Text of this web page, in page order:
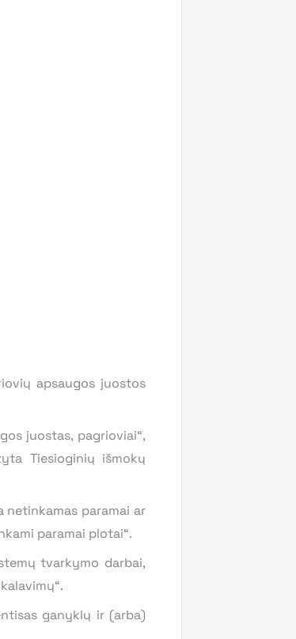
apsaugos juostos
juostas, pagrioviai“,
Tiesioginių išmokų
netinkamas paramai ar
paramai plotai“.
tvarkymo darbai,
ganyklų ir (arba)